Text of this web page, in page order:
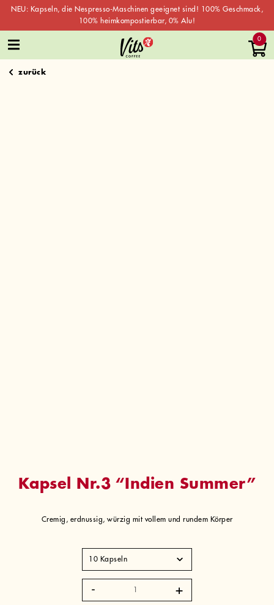
NEU: Kapseln, die Nespresso-Maschinen geeignet sind! 100% Geschmack,
100% heimkompostierbar, 0% Alu!
content
0
zurück
Kapsel Nr.3 “Indien Summer”
Cremig, erdnussig, würzig mit vollem und rundem Körper